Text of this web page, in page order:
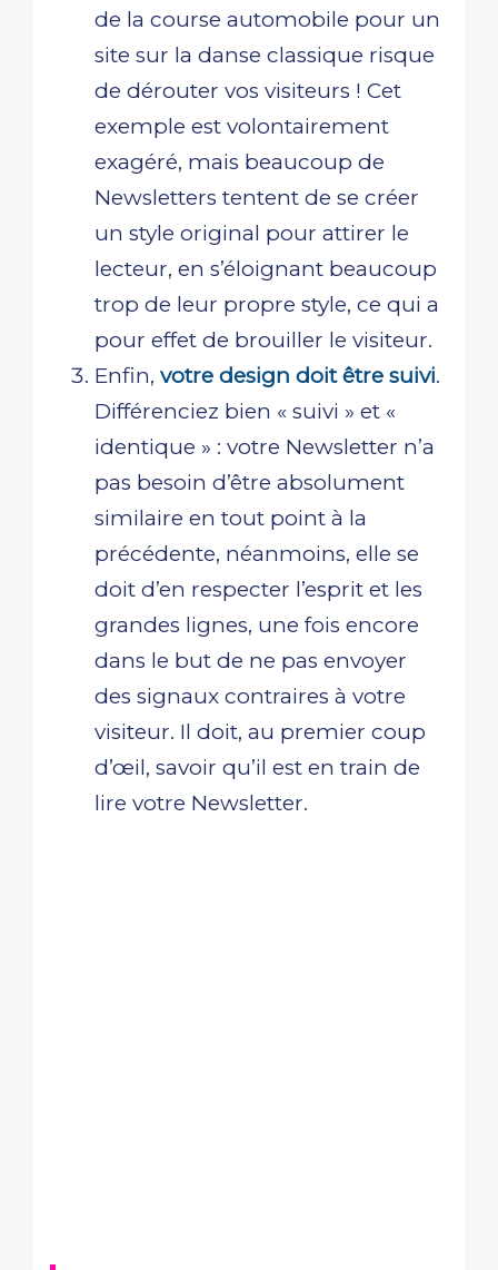
de la course automobile pour un
site sur la danse classique risque
de dérouter vos visiteurs ! Cet
exemple est volontairement
exagéré, mais beaucoup de
Newsletters tentent de se créer
un style original pour attirer le
lecteur, en s’éloignant beaucoup
trop de leur propre style, ce qui a
pour effet de brouiller le visiteur.
Enfin, votre design doit être suivi.
Différenciez bien « suivi » et «
identique » : votre Newsletter n’a
pas besoin d’être absolument
similaire en tout point à la
précédente, néanmoins, elle se
doit d’en respecter l’esprit et les
grandes lignes, une fois encore
dans le but de ne pas envoyer
des signaux contraires à votre
visiteur. Il doit, au premier coup
d’œil, savoir qu’il est en train de
lire votre Newsletter.